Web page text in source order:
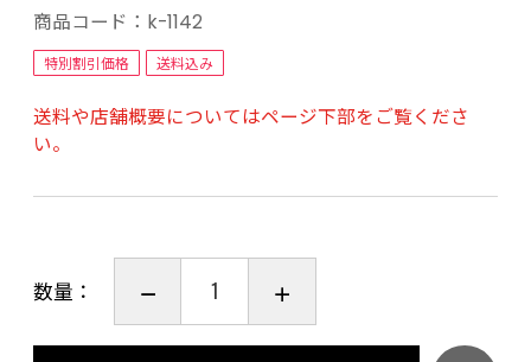
そのほかにも、CICA・コラーゲン・ヒアルロン
酸等の美容細分をたっぷり配合。
ワンランク上のスキンケアをお試しください。
商品コード： k-1142
特別割引価格 送料込み
送料や店舗概要についてはページ下部をご覧くださ
い。
数量：